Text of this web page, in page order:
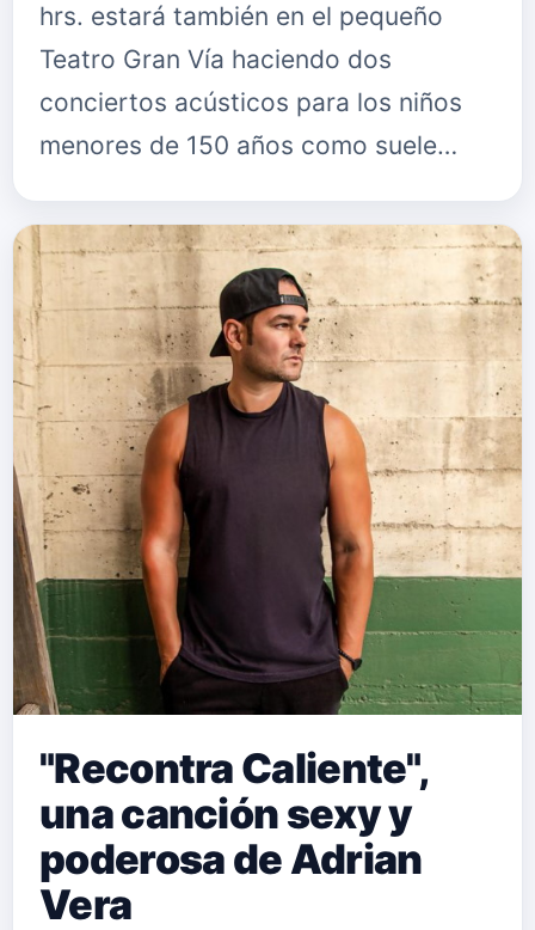
hrs. estará también en el pequeño
Teatro Gran Vía haciendo dos
conciertos acústicos para los niños
menores de 150 años como suele
Multipremiada y distinguida acaba de
recibir…
"Recontra Caliente",
una canción sexy y
poderosa de Adrian
Vera